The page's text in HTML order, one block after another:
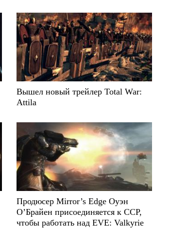
Вышел новый трейлер Total War:
Attila
Продюсер Mirror’s Edge Оуэн
О’Брайен присоединяется к CCP,
чтобы работать над EVE: Valkyrie